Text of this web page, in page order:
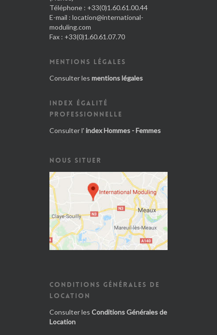
Téléphone : +33(0)1.60.61.00.44
E-mail : location@international-
moduling.com
Fax : +33(0)1.60.61.07.70
MENTIONS LÉGALES
Consulter les mentions légales
INDEX ÉGALITÉ
PROFESSIONNELLE
Consulter l' index Hommes - Femmes
NOUS SITUER
CONDITIONS GÉNÉRALES DE
LOCATION
Consulter les Conditions Générales de
Location